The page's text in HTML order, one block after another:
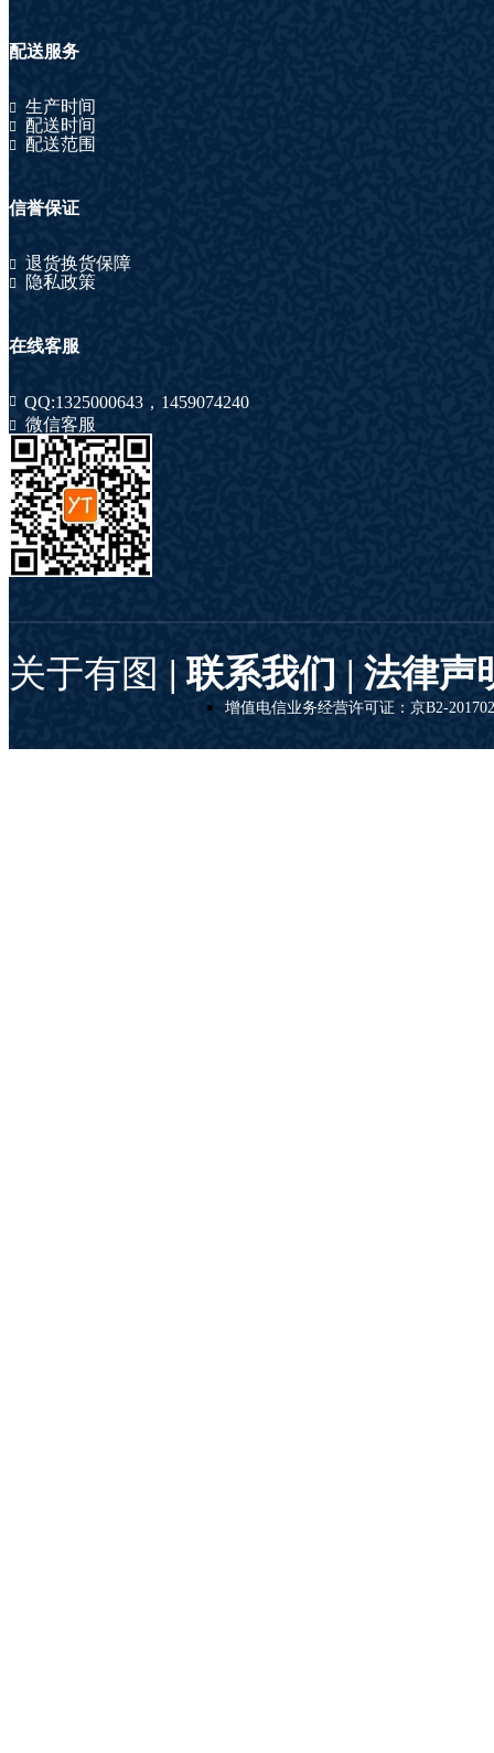
配送服务
生产时间
配送时间
配送范围
信誉保证
退货换货保障
隐私政策
在线客服
QQ:1325000643 ， 1459074240
微信客服
关于有图 | 联系我们 | 法律声
增值电信业务经营许可证：京B2-